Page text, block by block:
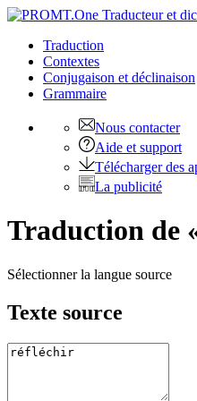
Traduction
Contextes
Conjugaison et déclinaison
Grammaire
Nous contacter
Aide et support
Télécharger des
La publicité
Traduction de
Sélectionner la langue source
Texte source